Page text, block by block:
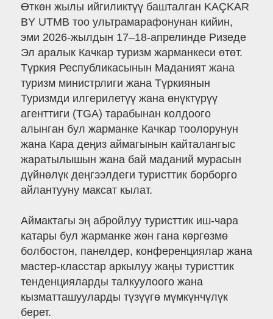
Өткөн жылы ийгиликтүү башталган KAÇKAR
BY UTMB тоо ультрамарафонунан кийин,
эми 2026-жылдын 17–18-апрелинде Ризеде
Эл аралык Качкар туризм жарманкеси өтөт.
Түркия Республикасынын Маданият жана
туризм министрлиги жана Түркиянын
Туризмди илгерилетүү жана өнүктүрүү
агенттиги (TGA) тарабынан колдоого
алынган бул жарманке Качкар тоолорунун
жана Кара деңиз аймагынын кайталангыс
жаратылышын жана бай маданий мурасын
дүйнөлүк деңгээлдеги туристтик борборго
айлантууну максат кылат.
Аймактагы эң абройлуу туристтик иш-чара
катары бул жарманке жөн гана көргөзмө
болбостон, панелдер, конференциялар жана
мастер-класстар аркылуу жаңы туристтик
тенденцияларды талкуулоого жана
кызматташууларды түзүүгө мүмкүнчүлүк
берет.